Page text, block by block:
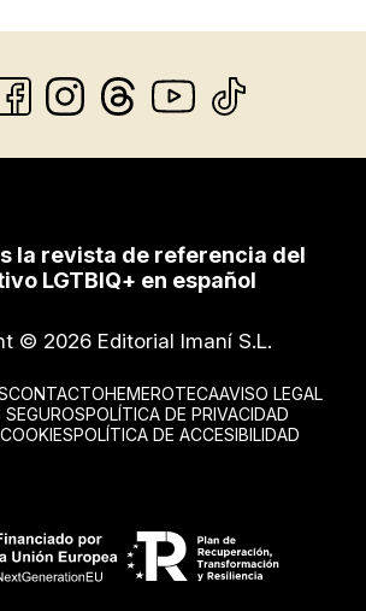
la revista de referencia del
LGTBIQ+ en español
© 2026 Editorial Imaní S.L.
CONTACTOHEMEROTECAAVISO LEGAL
POLÍTICA DE PRIVACIDAD
POLÍTICA DE ACCESIBILIDAD